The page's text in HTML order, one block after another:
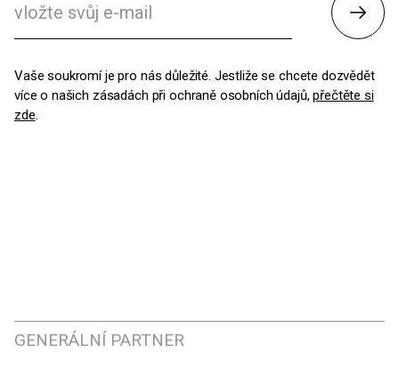
Vaše soukromí je pro nás důležité. Jestliže se chcete dozvědět
více o našich zásadách při ochraně osobních údajů,přečtěte si
zde.
GENERÁLNÍ PARTNER